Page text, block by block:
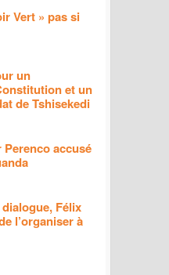
Vert » pas si
un
et un
de Tshisekedi
accusé
Félix
l’organiser à